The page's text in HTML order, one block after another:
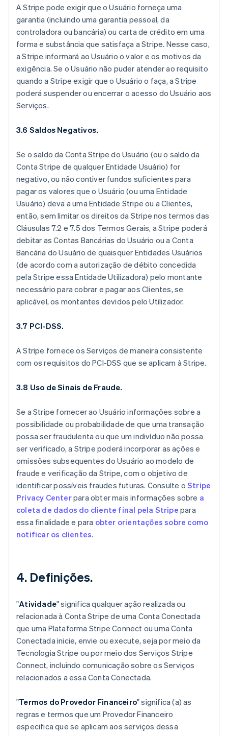
A Stripe pode exigir que o Usuário forneça uma
garantia (incluindo uma garantia pessoal, da
controladora ou bancária) ou carta de crédito em uma
forma e substância que satisfaça a Stripe. Nesse caso,
a Stripe informará ao Usuário o valor e os motivos da
exigência. Se o Usuário não puder atender ao requisito
quando a Stripe exigir que o Usuário o faça, a Stripe
poderá suspender ou encerrar o acesso do Usuário aos
Serviços.
3.6 Saldos Negativos.
Se o saldo da Conta Stripe do Usuário (ou o saldo da
Conta Stripe de qualquer Entidade Usuário) for
negativo, ou não contiver fundos suficientes para
pagar os valores que o Usuário (ou uma Entidade
Usuário) deva a uma Entidade Stripe ou a Clientes,
então, sem limitar os direitos da Stripe nos termos das
Cláusulas 7.2 e 7.5 dos Termos Gerais, a Stripe poderá
debitar as Contas Bancárias do Usuário ou a Conta
Bancária do Usuário de quaisquer Entidades Usuários
(de acordo com a autorização de débito concedida
pela Stripe essa Entidade Utilizadora) pelo montante
necessário para cobrar e pagar aos Clientes, se
aplicável, os montantes devidos pelo Utilizador.
3.7 PCI-DSS.
A Stripe fornece os Serviços de maneira consistente
com os requisitos do PCI-DSS que se aplicam à Stripe.
3.8 Uso de Sinais de Fraude.
Se a Stripe fornecer ao Usuário informações sobre a
possibilidade ou probabilidade de que uma transação
possa ser fraudulenta ou que um indivíduo não possa
ser verificado, a Stripe poderá incorporar as ações e
omissões subsequentes do Usuário ao modelo de
fraude e verificação da Stripe, com o objetivo de
identificar possíveis fraudes futuras. Consulte oStripe
Privacy Centerpara obter mais informações sobre a
coleta de dados do cliente final pela Stripe para
essa finalidade e para obter orientações sobre como
notificar os clientes.
4. Definições.
"Atividade" significa qualquer ação realizada ou
relacionada à Conta Stripe de uma Conta Conectada
que uma Plataforma Stripe Connect ou uma Conta
Conectada inicie, envie ou execute, seja por meio da
Tecnologia Stripe ou por meio dos Serviços Stripe
Connect, incluindo comunicação sobre os Serviços
relacionados a essa Conta Conectada.
"Termos do Provedor Financeiro" significa (a) as
regras e termos que um Provedor Financeiro
especifica que se aplicam aos serviços dessa